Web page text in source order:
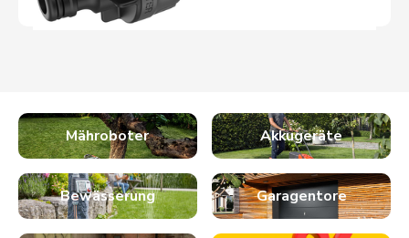
Mähroboter Akkugeräte
Bewässerung Garagentore